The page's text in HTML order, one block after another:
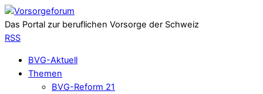
Das Portal zur beruflichen Vorsorge der Schweiz
RSS
BVG-Aktuell
Themen
BVG-Reform 21